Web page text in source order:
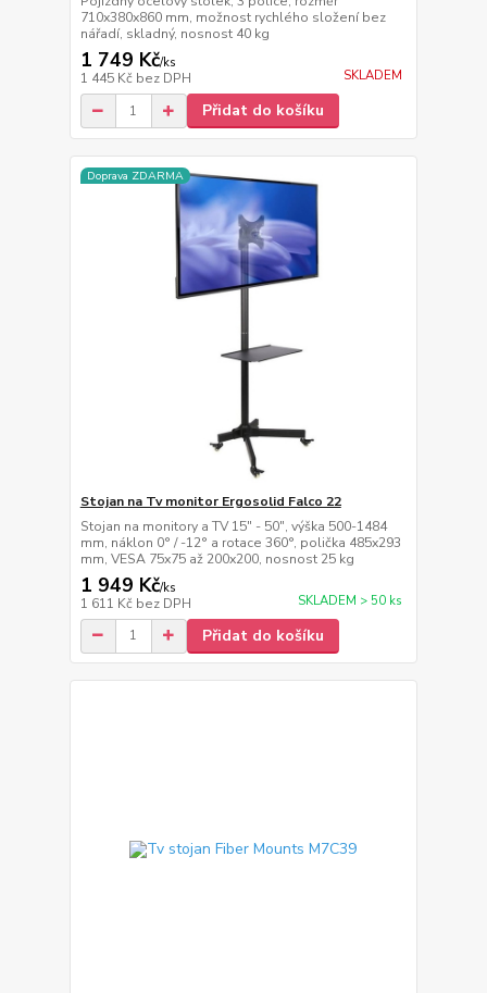
710x380x860 mm, možnost rychlého složení bez
nářadí, skladný, nosnost 40 kg
1 749 Kč/ks
1 445 Kč bez DPH SKLADEM
Přidat do košíku
Doprava ZDARMA
Stojan na Tv monitor Ergosolid Falco 22
Stojan na monitory a TV 15" - 50", výška 500-1484
mm, náklon 0° / -12° a rotace 360°, polička 485x293
mm, VESA 75x75 až 200x200, nosnost 25 kg
1 949 Kč/ks
1 611 Kč bez DPH SKLADEM > 50 ks
Přidat do košíku